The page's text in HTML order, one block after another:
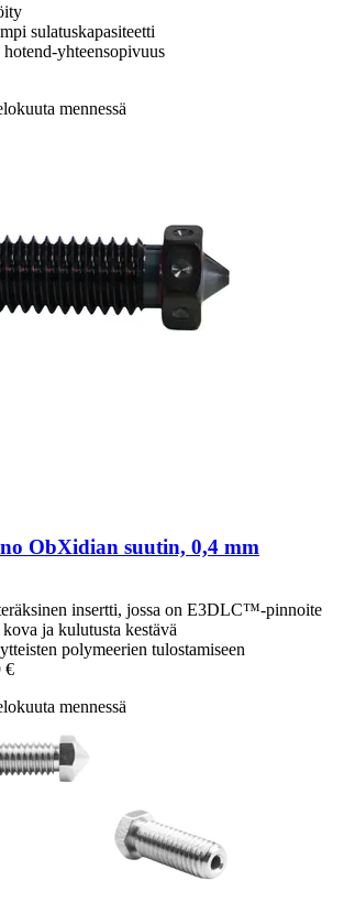
sulatuskapasiteetti
yhteensopivuus
mennessä
ObXidian suutin, 0,4 mm
insertti, jossa on E3DLC™-pinnoite
ja kulutusta kestävä
polymeerien tulostamiseen
€
mennessä